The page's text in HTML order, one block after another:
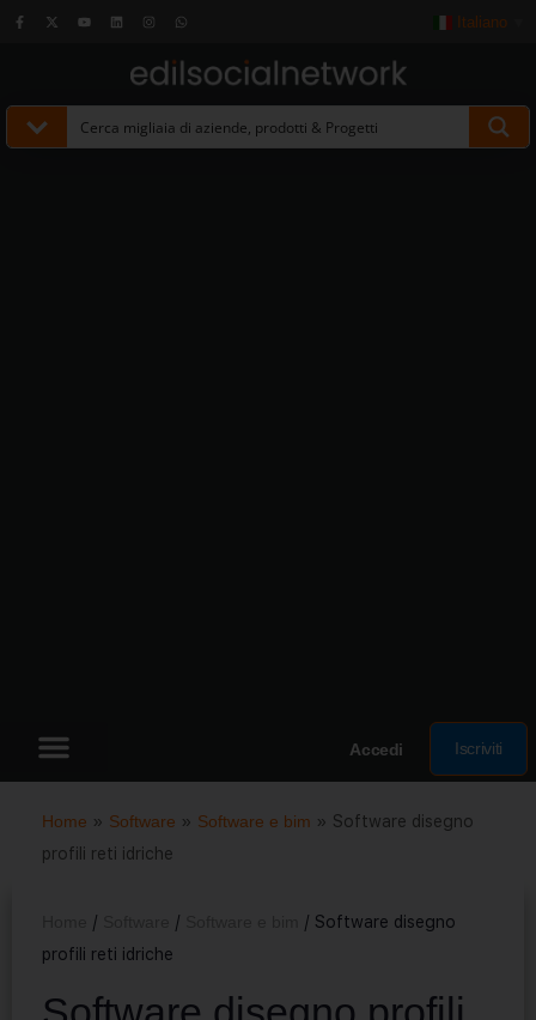
Italiano
Accedi Iscriviti
Home » Software » Software e bim » Software disegno
profili reti idriche
/ /
/ Software disegno
profili reti idriche